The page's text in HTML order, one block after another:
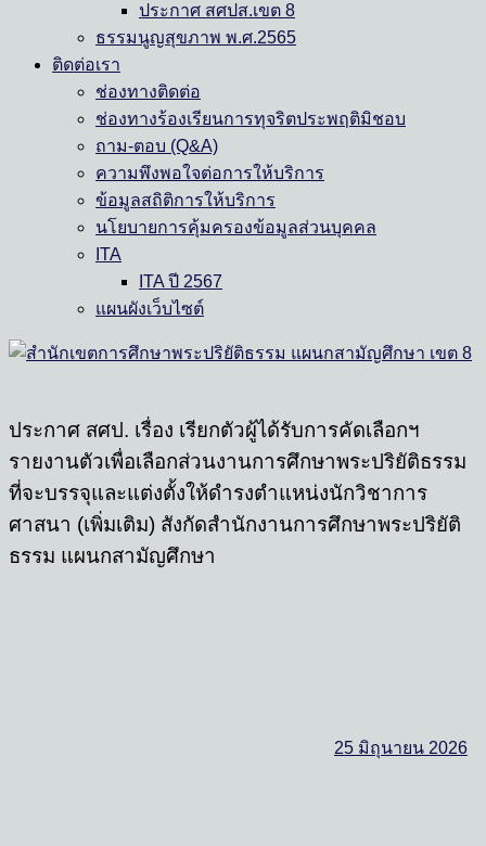
ประกาศ สศปส.เขต 8
ธรรมนูญสุขภาพ พ.ศ.2565
ติดต่อเรา
ช่องทางติดต่อ
ช่องทางร้องเรียนการทุจริตประพฤติมิชอบ
ถาม-ตอบ (Q&A)
ความพึงพอใจต่อการให้บริการ
ข้อมูลสถิติการให้บริการ
นโยบายการคุ้มครองข้อมูลส่วนบุคคล
ITA
ITA ปี 2567
แผนผังเว็บไซต์
ประกาศ สศป. เรื่อง เรียกตัวผู้ได้รับการคัดเลือกฯ
รายงานตัวเพื่อเลือกส่วนงานการศึกษาพระปริยัติธรรม
ที่จะบรรจุและแต่งตั้งให้ดำรงตำแหน่งนักวิชาการ
ศาสนา (เพิ่มเติม) สังกัดสำนักงานการศึกษาพระปริยัติ
ธรรม แผนกสามัญศึกษา
25 มิถุนายน 2026